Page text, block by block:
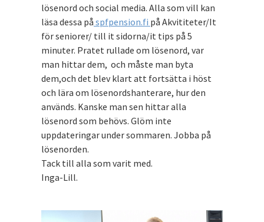
lösenord och social media. Alla som vill kan
läsa dessa på spfpension.fi på Akvititeter/It
för seniorer/ till it sidorna/it tips på 5
minuter. Pratet rullade om lösenord, var
man hittar dem, och måste man byta
dem,och det blev klart att fortsätta i höst
och lära om lösenordshanterare, hur den
används. Kanske man sen hittar alla
lösenord som behövs. Glöm inte
uppdateringar under sommaren. Jobba på
lösenorden.
Tack till alla som varit med.
Inga-Lill.